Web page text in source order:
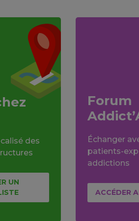
des
UN
Forum
Échanger
patients-
addictions
ACCÉDER